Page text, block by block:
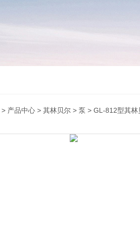
> 产品中心 > 其林贝尔 > 泵 > GL-812型其